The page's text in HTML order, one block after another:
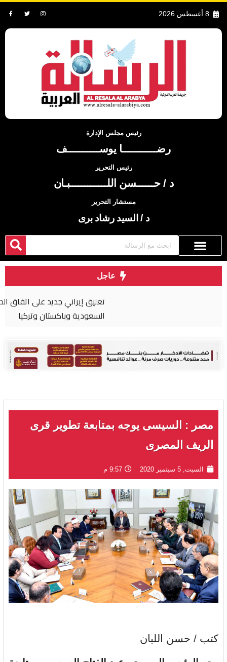
8 أغسطس 2026
رئيس مجلس الإدارة
رضــــــــــــا يوســـــــــــف
رئيس التحرير
د / حــــــسن اللـــــــــــــبـان
مستشار التحرير
د / السيد رشاد برى
عاجل
تعليق إيراني جديد على اتفاق الدفاع المشترك بين
مصر : السيسى يوجه بمتابعة تطوير قرى
الريف المصرى
السبت, 5 سبتمبر 2020 9:57 م
كتب / حسن اللبان